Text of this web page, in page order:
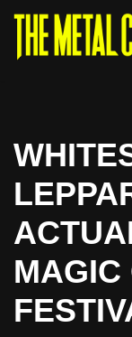
Saltar
MAGIC